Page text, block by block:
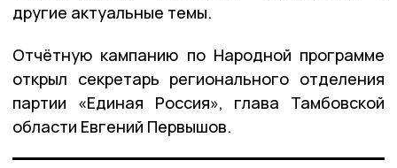
другие актуальные темы.
Отчётную кампанию по Народной программе
открыл секретарь регионального отделения
партии «Единая Россия», глава Тамбовской
области Евгений Первышов.